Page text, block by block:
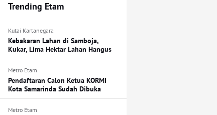
Trending Etam
Kutai Kartanegara
Kebakaran Lahan di Samboja,
Kukar, Lima Hektar Lahan Hangus
Metro Etam
Pendaftaran Calon Ketua KORMI
Kota Samarinda Sudah Dibuka
Metro Etam